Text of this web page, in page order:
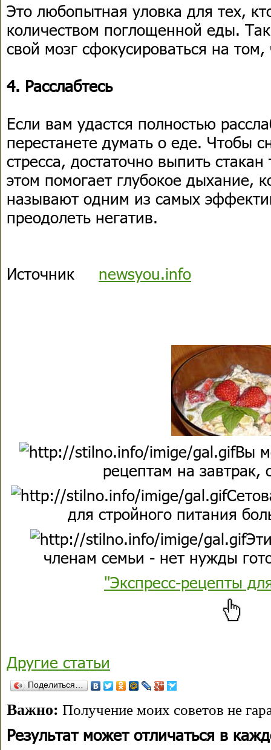
Это любопытная уловка для тех,
количеством поглощенной еды.
свой мозг сфокусироваться на
4. Расслабтесь
Если вам удастся полностью
перестанете думать о еде. Чтобы
стресса, достаточно выпить
этом помогает глубокое дыхание,
называют одним из самых
преодолеть негатив.
Источник newsyou.info
Вы
рецептам на завтрак,
для стройного питания
членам семьи - нет нужды
"Экспресс-рецепты
Другие статьи
Поделиться…
Важно: Получение моих советов не
Результат может отличаться в